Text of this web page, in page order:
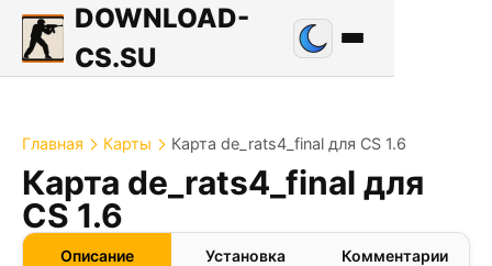
DOWNLOAD-
CS.SU
Главная Карты Карта de_rats4_final для CS 1.6
Карта de_rats4_final для
CS 1.6
❮ ❯
1.1
Описание Установка Комментарии